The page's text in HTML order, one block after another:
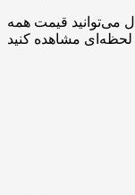
می‌توانید قیمت همه